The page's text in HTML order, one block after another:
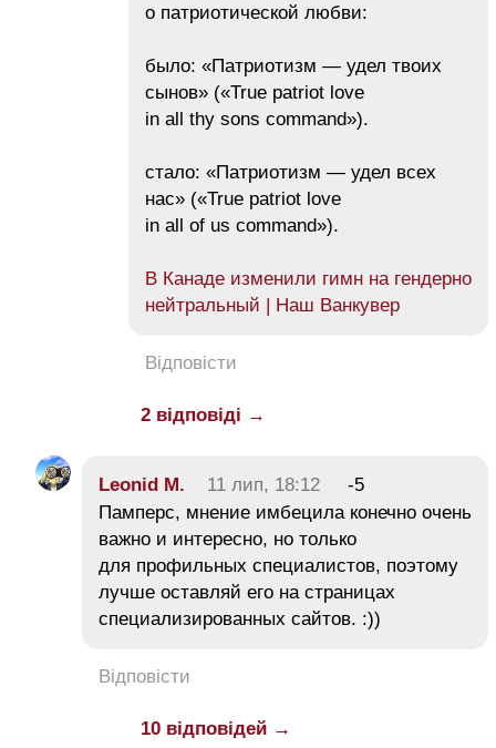
о патриотической любви:
было: «Патриотизм — удел твоих
сынов» («True patriot love
in all thy sons command»).
стало: «Патриотизм — удел всех
нас» («True patriot love
in all of us command»).
В Канаде изменили гимн на гендерно
нейтральный | Наш Ванкувер
Відповісти
2 відповіді →
Leonid M. 11 лип, 18:12
-5
Памперс, мнение имбецила конечно очень
важно и интересно, но только
для профильных специалистов, поэтому
лучше оставляй его на страницах
специализированных сайтов. :))
Відповісти
10 відповідей →